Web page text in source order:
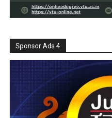
Sponsor Ads 4